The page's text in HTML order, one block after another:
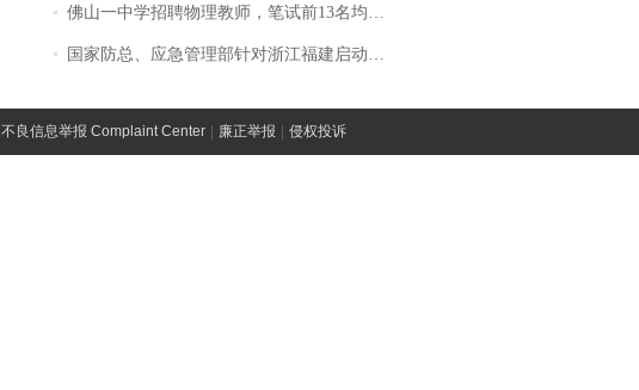
佛山一中学招聘物理教师，笔试前13名均遭淘汰？教育局：已叫停招聘，成立调查组全面核查
国家防总、应急管理部针对浙江福建启动防汛防台风四级应急响应
不良信息举报 Complaint Center 廉正举报 侵权投诉